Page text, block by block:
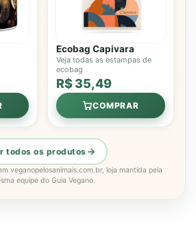
Ecobag Capivara
Veja todas as estampas de
ecobag
R$ 35,49
COMPRAR
todos os produtos
veganopelosanimais.com.br, loja mantida pela
equipe do Guia Vegano.